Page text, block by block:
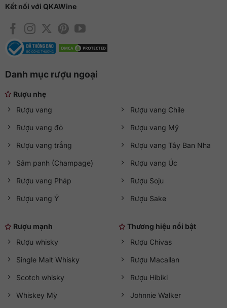
Kết nối với QKAWine
Danh mục rượu ngoại
Rượu nhẹ
Rượu vang
Rượu vang đỏ
Rượu vang trắng
Sâm panh (Champage)
Rượu vang Pháp
Rượu vang Ý
Rượu vang Chile
Rượu vang Mỹ
Rượu vang Tây Ban Nha
Rượu vang Úc
Rượu Soju
Rượu Sake
Rượu mạnh
Rượu whisky
Single Malt Whisky
Scotch whisky
Whiskey Mỹ
Thương hiệu nổi bật
Rượu Chivas
Rượu Macallan
Rượu Hibiki
Johnnie Walker